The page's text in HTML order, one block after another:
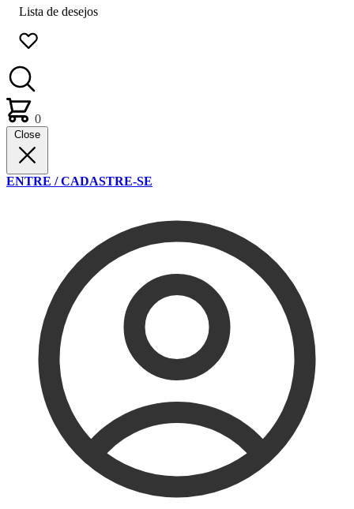
Lista de desejos
0
Close
ENTRE / CADASTRE-SE